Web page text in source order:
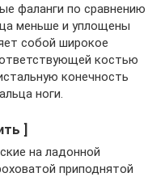
фаланги по сравнению
меньше и уплощены
собой широкое
костью
конечность
ноги.
]
на ладонной
приподнятой